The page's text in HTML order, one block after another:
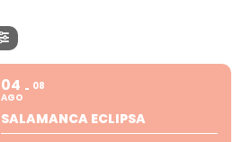
04
AGO
08
SALAMANCA ECLIPSA